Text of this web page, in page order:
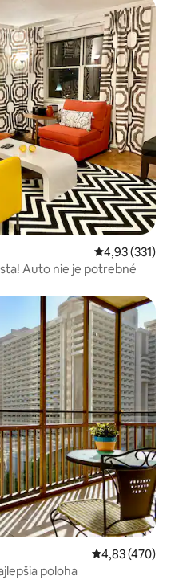
Priemerné
4,93 (331)
Auto nie je potrebné
Priemerné
4,83 (470)
poloha